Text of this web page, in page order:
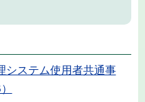
システム使用者共通事